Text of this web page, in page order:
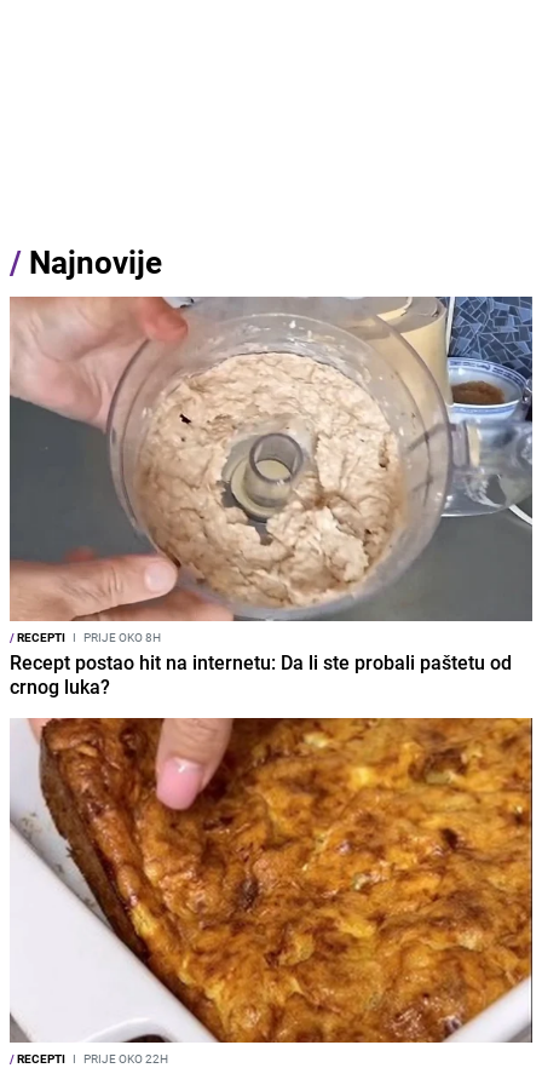
/ Najnovije
/RECEPTI I PRIJE OKO 8H
Recept postao hit na internetu: Da li ste probali paštetu od
crnog luka?
/RECEPTI I PRIJE OKO 22H